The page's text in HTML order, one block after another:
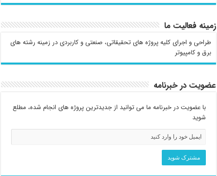
زمینه فعالیت ما
طراحی و اجرای کلیه پروژه های تحقیقاتی، صنعتی و کاربردی در زمینه رشته های
برق و کامپیوتر
عضویت در خبرنامه
با عضویت در خبرنامه ما می توانید از جدیدترین پروژه های انجام شده، مطلع
شوید